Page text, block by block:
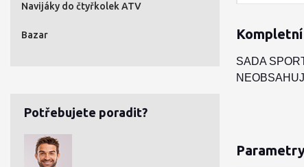
Navijáky do čtyřkolek ATV
Bazar
Potřebujete poradit?
SADA